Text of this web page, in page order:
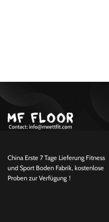
China Erste 7 Tage Lieferung Fitness
und Sport Boden Fabrik, kostenlose
Proben zur Verfügung！